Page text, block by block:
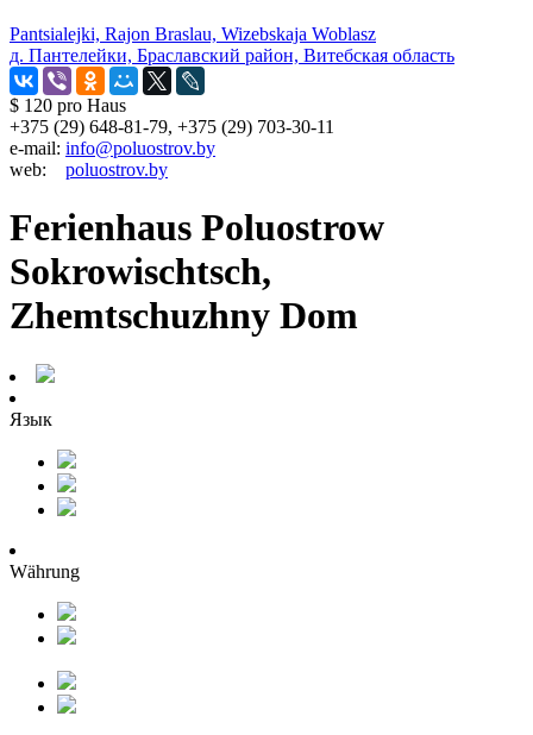
Pantsialejki, Rajon Braslau, Wizebskaja Woblasz
д. Пантелейки, Браславский район, Витебская область
$ 120 pro Haus
+375 (29) 648-81-79, +375 (29) 703-30-11
e-mail: info@poluostrov.by
web: poluostrov.by
Ferienhaus Poluostrow
Sokrowischtsch,
Zhemtschuzhny Dom
Язык
Währung